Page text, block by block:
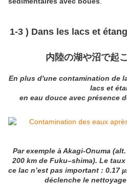
1-3 ) Dans les lacs et
内陸の湖や沼で起
En plus d'une contamination de
lacs et
en eau douce avec présence
Par exemple à Akagi-Onuma
200 km de Fuku–shima). Le
ce lac n’est pas important : 0.17
déclenche le